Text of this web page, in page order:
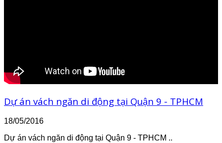
Dự án vách ngăn di động tại Quận 9 - TPHCM
18/05/2016
Dự án vách ngăn di động tại Quận 9 - TPHCM ..